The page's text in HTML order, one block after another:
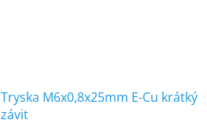
Tryska M6x0,8x25mm E-Cu krátký
závit